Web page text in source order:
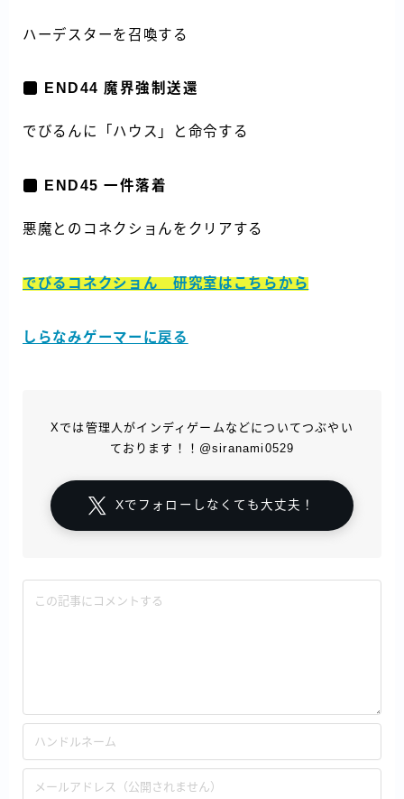
ハーデスターを召喚する
END44 魔界強制送還
でびるんに「ハウス」と命令する
END45 一件落着
悪魔とのコネクショんをクリアする
でびるコネクショん 研究室はこちらから
しらなみゲーマーに戻る
Xでは管理人がインディゲームなどについてつぶやい
ております！！@siranami0529
Xでフォローしなくても大丈夫！